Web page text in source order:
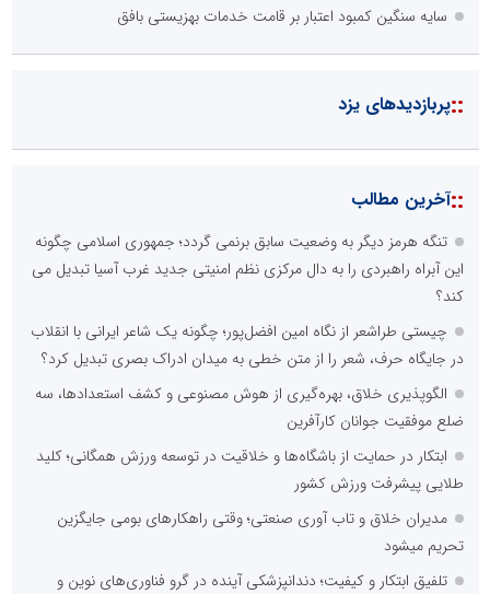
سایه سنگین کمبود اعتبار بر قامت خدمات بهزیستی بافق
::پربازدیدهای یزد
::آخرین مطالب
تنگه هرمز دیگر به وضعیت سابق برنمی گردد؛ جمهوری اسلامی چگونه
این آبراه راهبردی را به دال مرکزی نظم امنیتی جدید غرب آسیا تبدیل می
کند؟
چیستی طراشعر از نگاه امین افضل‌پور؛ چگونه یک شاعر ایرانی با انقلاب
در جایگاه حرف، شعر را از متن خطی به میدان ادراک بصری تبدیل کرد؟
الگوپذیری خلاق، بهره‌گیری از هوش مصنوعی و کشف استعدادها، سه
ضلع موفقیت جوانان کارآفرین
ابتکار در حمایت از باشگاه‌ها و خلاقیت در توسعه ورزش همگانی؛ کلید
طلایی پیشرفت ورزش کشور
مدیران خلاق و تاب آوری صنعتی؛ وقتی راهکارهای بومی جایگزین
تحریم میشود
تلفیق ابتکار و کیفیت؛ دندانپزشکی آینده در گرو فناوری‌های نوین و